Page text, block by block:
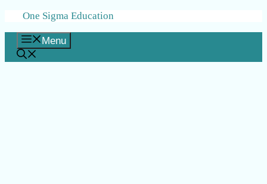
Skip
content
One Sigma Education
Menu